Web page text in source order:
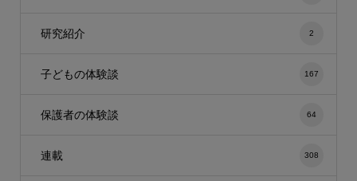
研究紹介 2
子どもの体験談 167
保護者の体験談 64
連載 308